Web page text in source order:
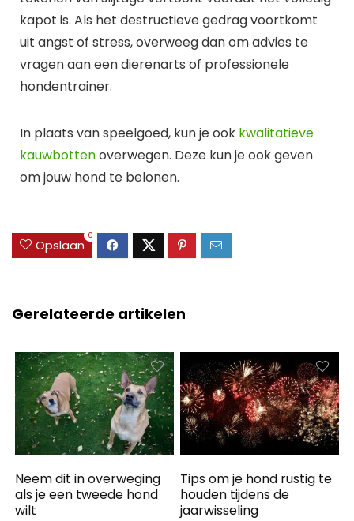
kapot is. Als het destructieve gedrag voortkomt
uit angst of stress, overweeg dan om advies te
vragen aan een dierenarts of professionele
hondentrainer.
In plaats van speelgoed, kun je ook kwalitatieve
kauwbottenoverwegen. Deze kun je ook geven
om jouw hond te belonen.
Opslaan
0
Gerelateerde artikelen
Neem dit in overweging
als je een tweede hond
wilt
Tips om je hond rustig te
houden tijdens de
jaarwisseling